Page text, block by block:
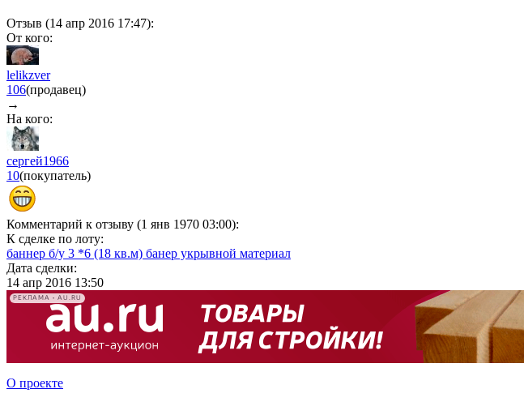
Отзыв (14 апр 2016 17:47):
От кого:
lelikzver
106(продавец)
→
На кого:
сергей1966
10(покупатель)
Комментарий к отзыву (1 янв 1970 03:00):
К сделке по лоту:
баннер б/у 3 *6 (18 кв.м) банер укрывной материал
Дата сделки:
14 апр 2016 13:50
РЕКЛАМА • AU.RU
О проекте